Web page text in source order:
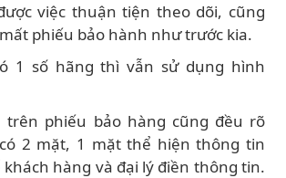
việc thuận tiện theo dõi, cũng
phiếu bảo hành như trước kia.
1 số hãng thì vẫn sử dụng hình
trên phiếu bảo hàng cũng đều rõ
2 mặt, 1 mặt thể hiện thông tin
khách hàng và đại lý điền thông tin.